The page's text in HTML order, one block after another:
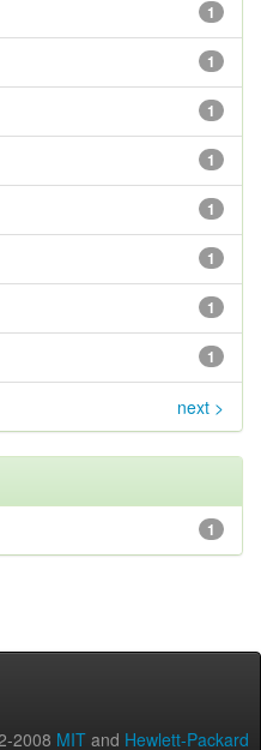
1
1
1
1
1
1
1
1
next >
1
2008 MIT and Hewlett-Packard